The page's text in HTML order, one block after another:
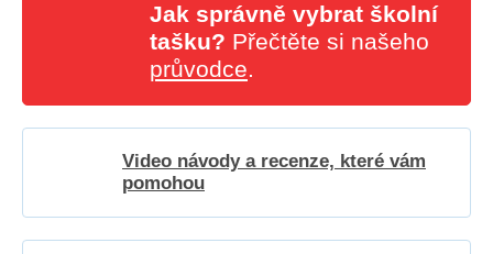
Jak správně vybrat školní
tašku? Přečtěte si našeho
průvodce.
Video návody a recenze, které vám
pomohou